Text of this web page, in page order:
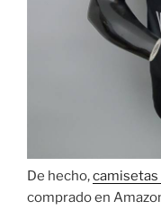
De hecho,camisetas
comprado en